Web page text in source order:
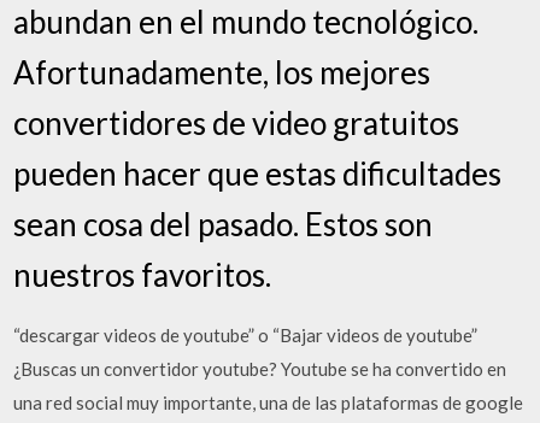
abundan en el mundo tecnológico.
Afortunadamente, los mejores
convertidores de video gratuitos
pueden hacer que estas dificultades
sean cosa del pasado. Estos son
nuestros favoritos.
“descargar videos de youtube” o “Bajar videos de youtube”
¿Buscas un convertidor youtube? Youtube se ha convertido en
una red social muy importante, una de las plataformas de google